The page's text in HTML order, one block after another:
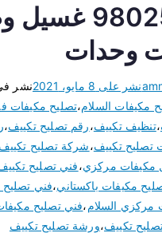
98025055
وحدات
نشر على 8 مايو، 2021 نشر
مكيفات السلام،تصليح مكيفات
،تنظيف تكييف،رقم تصليح تكييف،
تصليح تكييف،شركة تصليح تكييف
مكيفات مركزي،فني تصليح
مكيفات باكستاني،فني
مركزي السلام،فني تصليح
تكييف،ورشة تصليح تكييف